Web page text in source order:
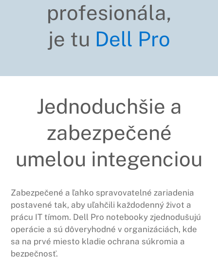
profesionála,
je tu Dell Pro
Jednoduchšie a
zabezpečené
umelou integenciou
Zabezpečené a ľahko spravovatelné zariadenia
postavené tak, aby uľahčili každodenný život a
prácu IT tímom. Dell Pro notebooky zjednodušujú
operácie a sú dôveryhodné v organizáciách, kde
sa na prvé miesto kladie ochrana súkromia a
bezpečnosť.